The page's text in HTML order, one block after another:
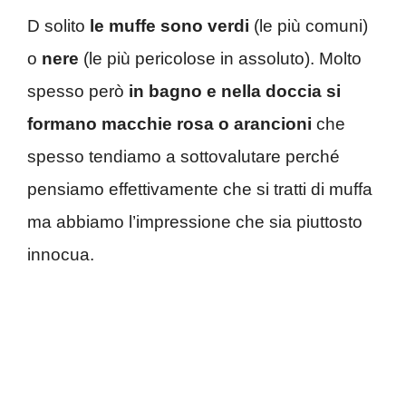
D solito le muffe sono verdi (le più comuni)
o nere (le più pericolose in assoluto). Molto
spesso però in bagno e nella doccia si
formano macchie rosa o arancioni che
spesso tendiamo a sottovalutare perché
pensiamo effettivamente che si tratti di muffa
ma abbiamo l’impressione che sia piuttosto
innocua.